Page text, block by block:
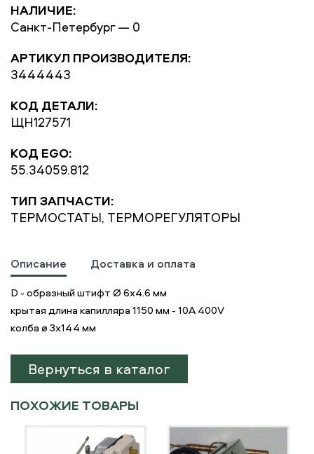
НАЛИЧИЕ:
Санкт-Петербург — 0
АРТИКУЛ ПРОИЗВОДИТЕЛЯ:
3444443
КОД ДЕТАЛИ:
ЩН127571
КОД EGO:
55.34059.812
ТИП ЗАПЧАСТИ:
ТЕРМОСТАТЫ, ТЕРМОРЕГУЛЯТОРЫ
Описание Доставка и оплата
D - образный штифт Ø 6x4.6 мм
крытая длина капилляра 1150 мм - 10A 400V
колба ø 3x144 мм
Вернуться в каталог
ПОХОЖИЕ ТОВАРЫ